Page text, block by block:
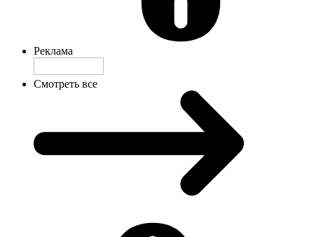
Реклама
Смотреть все